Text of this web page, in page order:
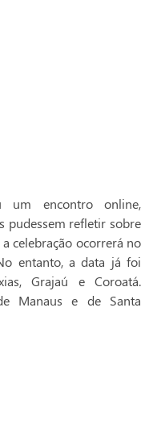
um encontro online,
pudessem refletir sobre
celebração ocorrerá no
entanto, a data já foi
Grajaú e Coroatá.
Manaus e de Santa